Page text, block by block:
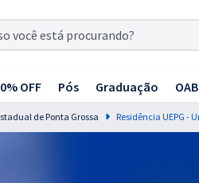
OFF Pós Graduação OAB
de Ponta Grossa